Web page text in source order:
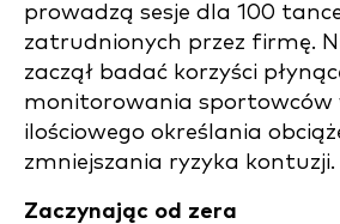
prowadzą sesje dla 100
zatrudnionych przez firmę.
zaczął badać korzyści
monitorowania sportowców
ilościowego określania
zmniejszania ryzyka kontuzji.
Zaczynając od zera